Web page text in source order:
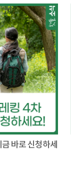
바로 신청하세